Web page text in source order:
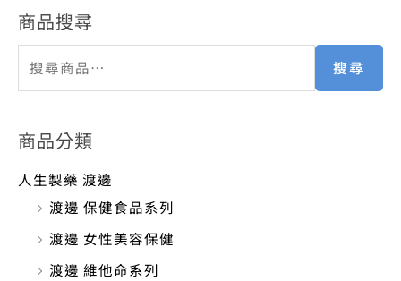
商品搜尋
搜尋
商品分類
人生製藥 渡邊
渡邊 保健食品系列
渡邊 女性美容保健
渡邊 維他命系列